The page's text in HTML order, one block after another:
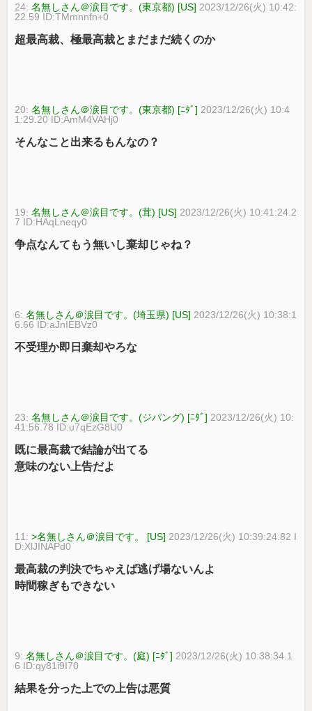
24:名無しさん＠涙目です。(東京都) [US] 2023/12/26(火) 10:42:
22.59 ID:TMmnnfn+0
超最高裁、極最高裁とまだまだ続くのか
20:名無しさん＠涙目です。(東京都) [ﾆﾀﾞ] 2023/12/26(火) 10:4
1:29.20 ID:AmM4VAHj0
そんなこと出来るもんなの？
19:名無しさん＠涙目です。(茸) [US] 2023/12/26(火) 10:41:24.2
7 ID:HAqLneqy0
争点なんてもう無いし棄却じゃね？
6:名無しさん＠涙目です。(埼玉県) [US] 2023/12/26(火) 10:38:1
6.66 ID:aJnIEBVz0
不受理か即日棄却やろな
23:名無しさん＠涙目です。(ジパング) [ﾆﾀﾞ] 2023/12/26(火) 10:
41:56.78 ID:u7qEzG8U0
既に最高裁で結論が出てる
意味のない上告だよ
11:>名無しさん＠涙目です。 [US] 2023/12/26(火) 10:39:24.82 I
D:XlJINAPd0
最高裁の判決でちゃえば逃げ場ないんよ
時間稼ぎもできない
9:名無しさん＠涙目です。(庭) [ﾆﾀﾞ] 2023/12/26(火) 10:38:34.1
6 ID:qy81i9I70
結果を分った上での上告は悪質